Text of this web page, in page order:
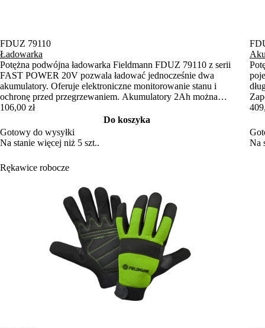
FDUZ 79110
Ładowarka
Potężna podwójna ładowarka Fieldmann FDUZ 79110 z serii
FAST POWER 20V pozwala ładować jednocześnie dwa
akumulatory. Oferuje elektroniczne monitorowanie stanu i
ochronę przed przegrzewaniem. Akumulatory 2Ah można
naładować w zaledwie 60 minut.
106,00 zł
Do koszyka
Gotowy do wysyłki
Na stanie więcej niż 5 szt..
Na
Rękawice robocze